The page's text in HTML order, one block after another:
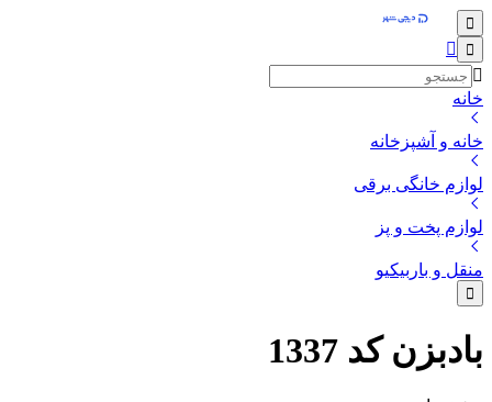
خانه
خانه و آشپزخانه
لوازم خانگی برقی
لوازم پخت و پز
منقل و باربیکیو
بادبزن کد 1337